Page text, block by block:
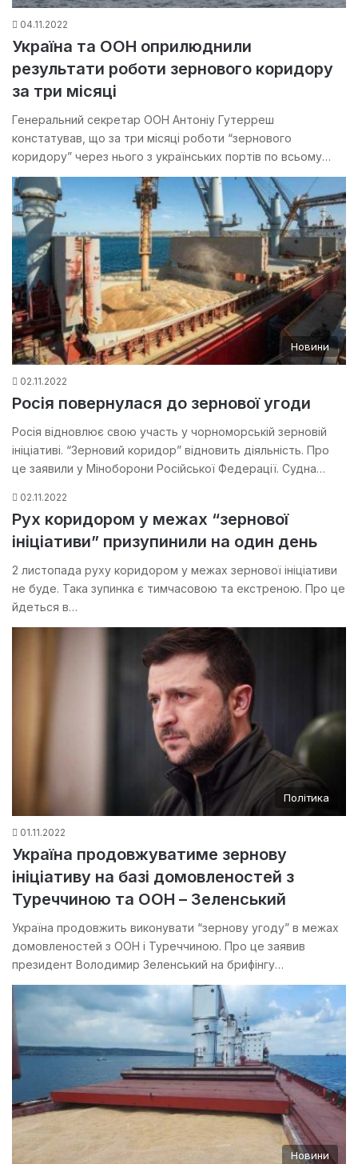
04.11.2022
Україна та ООН оприлюднили
результати роботи зернового коридору
за три місяці
Генеральний секретар ООН Антоніу Гутерреш
констатував, що за три місяці роботи “зернового
коридору” через нього з українських портів по всьому…
Новини
02.11.2022
Росія повернулася до зернової угоди
Росія відновлює свою участь у чорноморській зерновій
ініціативі. “Зерновий коридор” відновить діяльність. Про
це заявили у Міноборони Російської Федерації. Судна…
02.11.2022
Рух коридором у межах “зернової
ініціативи” призупинили на один день
2 листопада руху коридором у межах зернової ініціативи
не буде. Така зупинка є тимчасовою та екстреною. Про це
йдеться в…
Політика
01.11.2022
Україна продовжуватиме зернову
ініціативу на базі домовленостей з
Туреччиною та ООН – Зеленський
Україна продовжить виконувати “зернову угоду” в межах
домовленостей з ООН і Туреччиною. Про це заявив
президент Володимир Зеленський на брифінгу…
Новини